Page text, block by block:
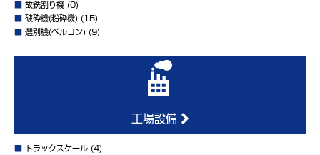
故銑割り機 (0)
破砕機(粉砕機) (15)
選別機(ベルコン) (9)
工場設備
トラックスケール (4)